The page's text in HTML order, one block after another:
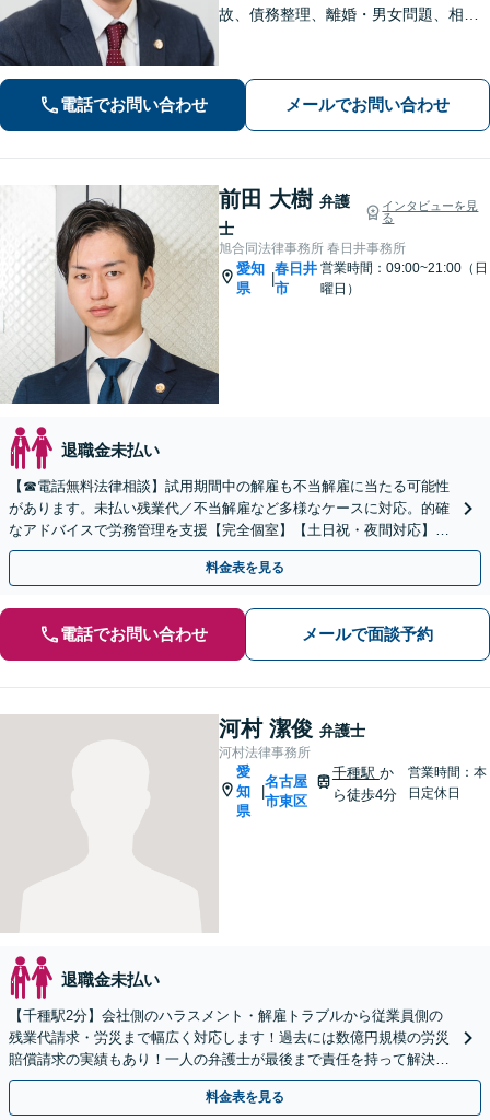
故、債務整理、離婚・男女問題、相続
ビスを提供します。【相談無料】【電
話・オンライン相談可】【春日井駅
前・名古屋駅前】
電話でお問い合わせ メールでお問い合わせ
前田 大樹 弁護
士
インタビューを見
る
旭合同法律事務所 春日井事務所
愛知
県
春日井
市
営業時間：09:00~21:00（日
曜日）
退職金未払い
【☎︎電話無料法律相談】試用期間中の解雇も不当解雇に当たる可能性
があります。未払い残業代／不当解雇など多様なケースに対応。的確
なアドバイスで労務管理を支援【完全個室】【土日祝・夜間対応】
【オンライン面談可】
料金表を見る
電話でお問い合わせ メールで面談予約
河村 潔俊 弁護士
河村法律事務所
愛
知
県
名古屋
市東区
千種駅 か
ら徒歩4分
営業時間：本
日定休日
退職金未払い
【千種駅2分】会社側のハラスメント・解雇トラブルから従業員側の
残業代請求・労災まで幅広く対応します！過去には数億円規模の労災
賠償請求の実績もあり！一人の弁護士が最後まで責任を持って解決を
目指します！【土日夜間対応可】【オンライン対応可】
料金表を見る